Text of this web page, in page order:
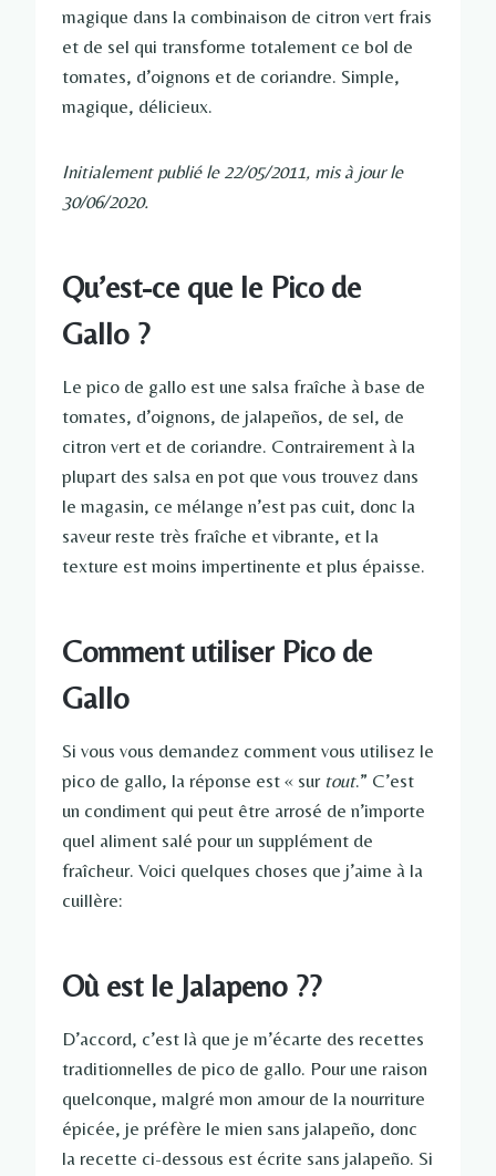
magique dans la combinaison de citron vert frais
et de sel qui transforme totalement ce bol de
tomates, d’oignons et de coriandre. Simple,
magique, délicieux.
Initialement publié le 22/05/2011, mis à jour le
30/06/2020.
Qu’est-ce que le Pico de
Gallo ?
Le pico de gallo est une salsa fraîche à base de
tomates, d’oignons, de jalapeños, de sel, de
citron vert et de coriandre. Contrairement à la
plupart des salsa en pot que vous trouvez dans
le magasin, ce mélange n’est pas cuit, donc la
saveur reste très fraîche et vibrante, et la
texture est moins impertinente et plus épaisse.
Comment utiliser Pico de
Gallo
Si vous vous demandez comment vous utilisez le
pico de gallo, la réponse est « sur tout.” C’est
un condiment qui peut être arrosé de n’importe
quel aliment salé pour un supplément de
fraîcheur. Voici quelques choses que j’aime à la
cuillère:
Où est le Jalapeno ??
D’accord, c’est là que je m’écarte des recettes
traditionnelles de pico de gallo. Pour une raison
quelconque, malgré mon amour de la nourriture
épicée, je préfère le mien sans jalapeño, donc
la recette ci-dessous est écrite sans jalapeño. Si